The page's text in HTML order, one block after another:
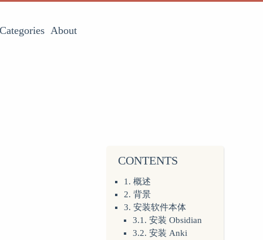
Categories About
CONTENTS
1. 概述
2. 背景
3. 安装软件本体
3.1. 安装 Obsidian
3.2. 安装 Anki